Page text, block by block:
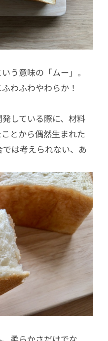
う意味の「ムー」。
わふわやわらか！
している際に、材料
とから偶然生まれた
は考えられない、あ